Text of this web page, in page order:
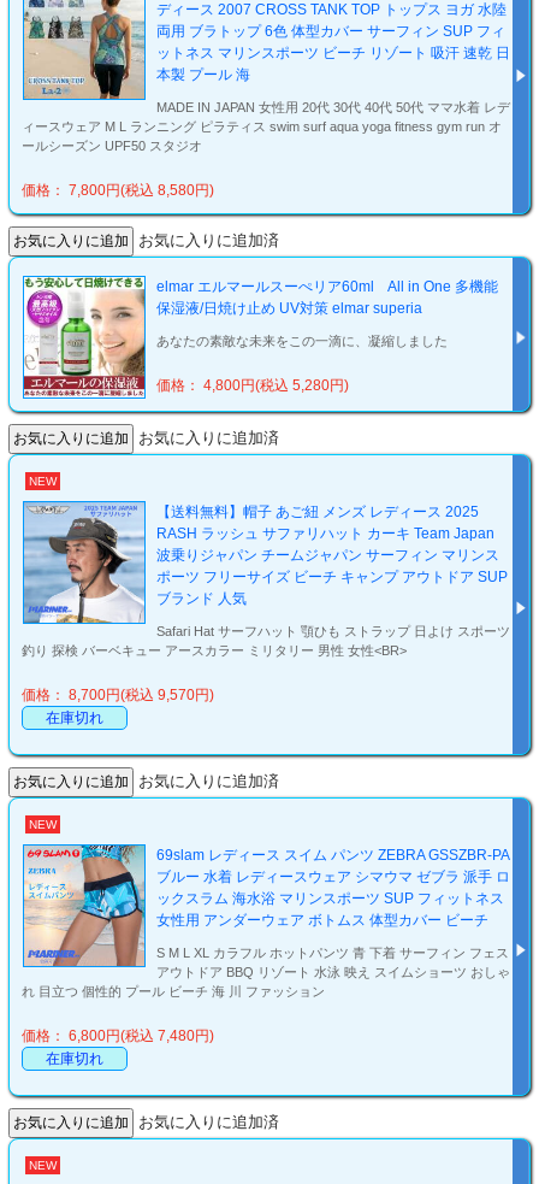
ディース 2007 CROSS TANK TOP トップス ヨガ 水陸
両用 ブラトップ 6色 体型カバー サーフィン SUP フィ
ットネス マリンスポーツ ビーチ リゾート 吸汗 速乾 日
本製 プール 海
MADE IN JAPAN 女性用 20代 30代 40代 50代 ママ水着 レデ
ィースウェア M L ランニング ピラティス swim surf aqua yoga fitness gym run オ
ールシーズン UPF50 スタジオ
価格： 7,800円(税込 8,580円)
お気に入りに追加済
elmar エルマールスーぺリア60ml All in One 多機能
保湿液/日焼け止め UV対策 elmar superia
あなたの素敵な未来をこの一滴に、凝縮しました
価格： 4,800円(税込 5,280円)
お気に入りに追加済
NEW
【送料無料】帽子 あご紐 メンズ レディース 2025
RASH ラッシュ サファリハット カーキ Team Japan
波乗りジャパン チームジャパン サーフィン マリンス
ポーツ フリーサイズ ビーチ キャンプ アウトドア SUP
ブランド 人気
Safari Hat サーフハット 顎ひも ストラップ 日よけ スポーツ
釣り 探検 バーベキュー アースカラー ミリタリー 男性 女性<BR>
価格： 8,700円(税込 9,570円)
在庫切れ
お気に入りに追加済
NEW
69slam レディース スイム パンツ ZEBRA GSSZBR-PA
ブルー 水着 レディースウェア シマウマ ゼブラ 派手 ロ
ックスラム 海水浴 マリンスポーツ SUP フィットネス
女性用 アンダーウェア ボトムス 体型カバー ビーチ
S M L XL カラフル ホットパンツ 青 下着 サーフィン フェス
アウトドア BBQ リゾート 水泳 映え スイムショーツ おしゃ
れ 目立つ 個性的 プール ビーチ 海 川 ファッション
価格： 6,800円(税込 7,480円)
在庫切れ
お気に入りに追加済
NEW